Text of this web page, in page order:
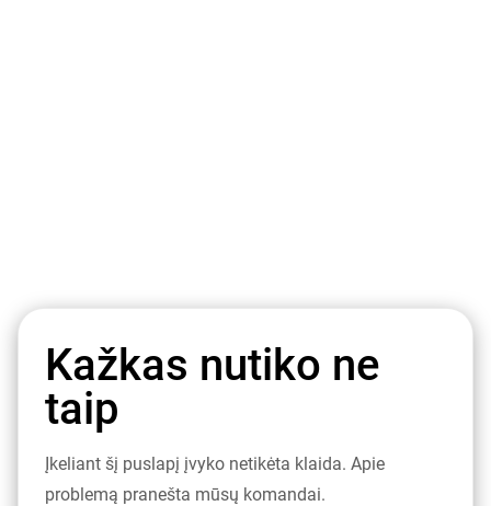
Kažkas nutiko ne
taip
Įkeliant šį puslapį įvyko netikėta klaida. Apie
problemą pranešta mūsų komandai.